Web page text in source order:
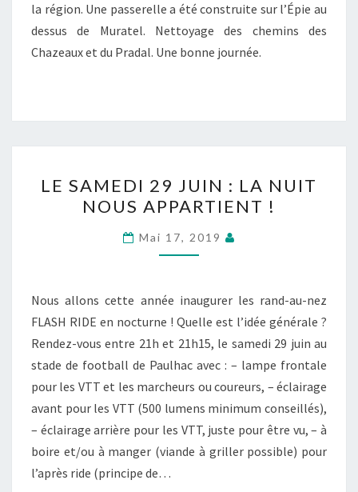
la région. Une passerelle a été construite sur l’Épie au
dessus de Muratel. Nettoyage des chemins des
Chazeaux et du Pradal. Une bonne journée.
SAMEDI
29
JUIN
:
NUIT
NOUS
APPARTIENT
!
LE SAMEDI 29 JUIN : LA NUIT
NOUS APPARTIENT !
Mai 17, 2019
Nous allons cette année inaugurer les rand-au-nez
FLASH RIDE en nocturne ! Quelle est l’idée générale ?
Rendez-vous entre 21h et 21h15, le samedi 29 juin au
stade de football de Paulhac avec : – lampe frontale
pour les VTT et les marcheurs ou coureurs, – éclairage
avant pour les VTT (500 lumens minimum conseillés),
– éclairage arrière pour les VTT, juste pour être vu, – à
boire et/ou à manger (viande à griller possible) pour
l’après ride (principe de…